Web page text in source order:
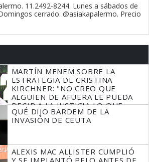
11.2492-8244. Lunes a sábados de
cerrado. @asiakapalermo. Precio
MARTÍN MENEM SOBRE LA
ESTRATEGIA DE CRISTINA
KIRCHNER: "NO CREO QUE
ALGUIEN DE AFUERA LE PUEDA
DECIR A LA JUSTICIA LO QUE
TIENE QUE HACER"
QUÉ DIJO BARDEM DE LA
INVASIÓN DE CEUTA
ALEXIS MAC ALLISTER CUMPLIÓ
Y SE IMPLANTÓ PELO ANTES DE